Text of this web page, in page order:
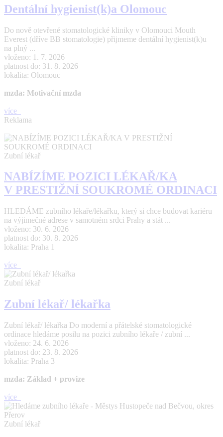
Dentální hygienist(k)a Olomouc
Do nově otevřené stomatologické kliniky v Olomouci Mouth
Everest (dříve BB stomatologie) přijmeme dentální hygienist(k)u
na plný ...
vloženo: 1. 7. 2026
platnost do: 31. 8. 2026
lokalita: Olomouc
mzda: Motivační mzda
více
Reklama
Zubní lékař
NABÍZÍME POZICI LÉKAŘ/KA
V PRESTIŽNÍ SOUKROMÉ ORDINACI
HLEDÁME zubního lékaře/lékařku, který si chce budovat kariéru
na výjimečné adrese v samotném srdci Prahy a stát ...
vloženo: 30. 6. 2026
platnost do: 30. 8. 2026
lokalita: Praha 1
více
Zubní lékař
Zubní lékař/ lékařka
Zubní lékař/ lékařka Do moderní a přátelské stomatologické
ordinace hledáme posilu na pozici zubního lékaře / zubní ...
vloženo: 24. 6. 2026
platnost do: 23. 8. 2026
lokalita: Praha 3
mzda: Základ + provize
více
Zubní lékař